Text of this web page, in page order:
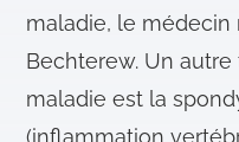
maladie, le médecin
Bechterew. Un
maladie est la